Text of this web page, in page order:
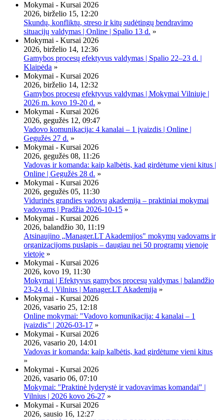
Mokymai - Kursai 2026
2026, birželio 15, 12:20
Skundų, konfliktų, streso ir kitų sudėtingų bendravimo
situacijų valdymas | Online | Spalio 13 d. »
Mokymai - Kursai 2026
2026, birželio 14, 12:36
Gamybos procesų efektyvus valdymas | Spalio 22–23 d. |
Klaipėda »
Mokymai - Kursai 2026
2026, birželio 14, 12:32
Gamybos procesų efektyvus valdymas | Mokymai Vilniuje |
2026 m. kovo 19-20 d. »
Mokymai - Kursai 2026
2026, gegužės 12, 09:47
Vadovo komunikacija: 4 kanalai – 1 įvaizdis | Online |
Gegužės 27 d. »
Mokymai - Kursai 2026
2026, gegužės 08, 11:26
Vadovas ir komanda: kaip kalbėtis, kad girdėtume vieni kitus |
Online | Gegužės 28 d. »
Mokymai - Kursai 2026
2026, gegužės 05, 11:30
Vidurinės grandies vadovų akademija – praktiniai mokymai
vadovams | Pradžia 2026-10-15 »
Mokymai - Kursai 2026
2026, balandžio 30, 11:19
Atsinaujino „Manager.LT Akademijos" mokymų vadovams ir
organizacijoms puslapis – daugiau nei 50 programų vienoje
vietoje »
Mokymai - Kursai 2026
2026, kovo 19, 11:30
Mokymai | Efektyvus gamybos procesų valdymas | balandžio
23-24 d. | Vilnius | Manager.LT Akademija »
Mokymai - Kursai 2026
2026, vasario 25, 12:18
Online mokymai: "Vadovo komunikacija: 4 kanalai – 1
įvaizdis" | 2026-03-17 »
Mokymai - Kursai 2026
2026, vasario 20, 14:01
Vadovas ir komanda: kaip kalbėtis, kad girdėtume vieni kitus
»
Mokymai - Kursai 2026
2026, vasario 06, 07:10
Mokymai: "Praktinė lyderystė ir vadovavimas komandai" |
Vilnius | 2026 kovo 26-27 »
Mokymai - Kursai 2026
2026, sausio 16, 12:27